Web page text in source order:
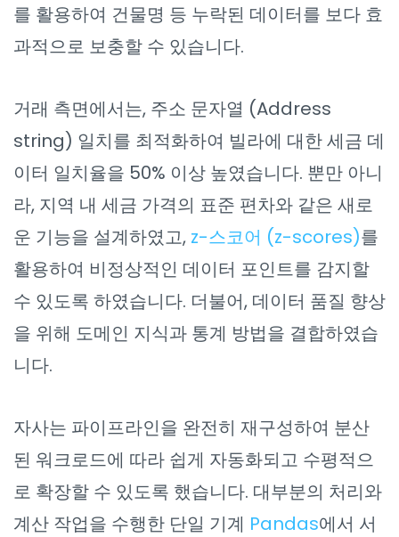
를 활용하여 건물명 등 누락된 데이터를 보다 효
과적으로 보충할 수 있습니다.
거래 측면에서는, 주소 문자열 (Address
string) 일치를 최적화하여 빌라에 대한 세금 데
이터 일치율을 50% 이상 높였습니다. 뿐만 아니
라, 지역 내 세금 가격의 표준 편차와 같은 새로
운 기능을 설계하였고, z-스코어 (z-scores)를
활용하여 비정상적인 데이터 포인트를 감지할
수 있도록 하였습니다. 더불어, 데이터 품질 향상
을 위해 도메인 지식과 통계 방법을 결합하였습
니다.
자사는 파이프라인을 완전히 재구성하여 분산
된 워크로드에 따라 쉽게 자동화되고 수평적으
로 확장할 수 있도록 했습니다. 대부분의 처리와
계산 작업을 수행한 단일 기계 Pandas에서 서